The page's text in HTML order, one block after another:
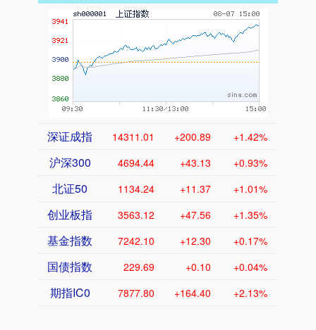
深证成指 14311.01 +200.89 +1.42%
沪深300 4694.44 +43.13 +0.93%
北证50 1134.24 +11.37 +1.01%
创业板指 3563.12 +47.56 +1.35%
基金指数 7242.10 +12.30 +0.17%
国债指数 229.69 +0.10 +0.04%
期指IC0 7877.80 +164.40 +2.13%